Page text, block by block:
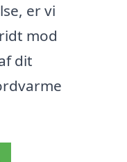
er vi
mod
dit